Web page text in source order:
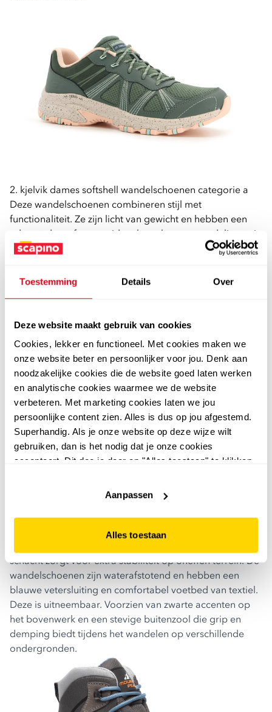
Toestemming Details Over
Deze website maakt gebruik van cookies
Cookies, lekker en functioneel. Met cookies maken we
onze website beter en persoonlijker voor jou. Denk aan
noodzakelijke cookies die de website goed laten werken
en analytische cookies waarmee we de website
verbeteren. Met marketing cookies laten we jou
persoonlijke content zien. Alles is dus op jou afgestemd.
Superhandig. Als je onze website op deze wijze wilt
gebruiken, dan is het nodig dat je onze cookies
accepteert. Dit doe je door op "Alles toestaan" te klikken.
website niet optimaal functioneert.
Aanpassen
Alles toestaan
2. kjelvik dames softshell wandelschoenen categorie a
Deze wandelschoenen combineren stijl met
functionaliteit. Ze zijn licht van gewicht en hebben een
ademende stof, wat ze ideaal maakt voor wandelingen in
warmer weer. Voorzien van een vetersluiting voor een
Het comfortabele voetbed van textiel is uitneembaar
3. mountain peak hoge dames wandelschoenen
categorie a/b
Deze allround wandelschoenen bieden een goede
schacht zorgt voor extra stabiliteit op oneffen terrein. De
wandelschoenen zijn waterafstotend en hebben een
blauwe vetersluiting en comfortabel voetbed van textiel.
Deze is uitneembaar. Voorzien van zwarte accenten op
het bovenwerk en een stevige buitenzool die grip en
demping biedt tijdens het wandelen op verschillende
ondergronden.